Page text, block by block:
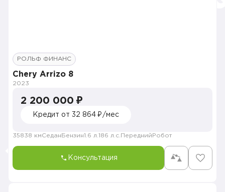
РОЛЬФ ФИНАНС
Chery Arrizo 8
2023
2 200 000 ₽
Кредит от 32 864 ₽/мес
35838 кмСедан Бензин1.6 л. 186 л.с. Передний Робот
Консультация